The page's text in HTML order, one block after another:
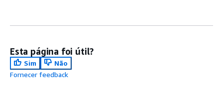
Esta página foi útil?
Sim
Não
Fornecer feedback